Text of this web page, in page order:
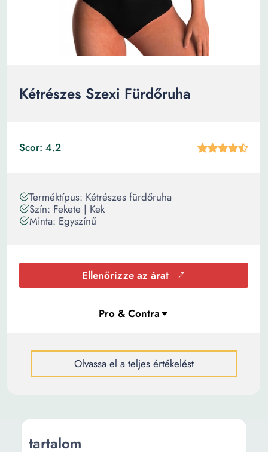
Kétrészes Szexi Fürdőruha
Scor: 4.2
Terméktípus: Kétrészes fürdőruha
Szín: Fekete | Kek
Minta: Egyszínű
Ellenőrizze az árat
Olvassa el a teljes értékelést
tartalom